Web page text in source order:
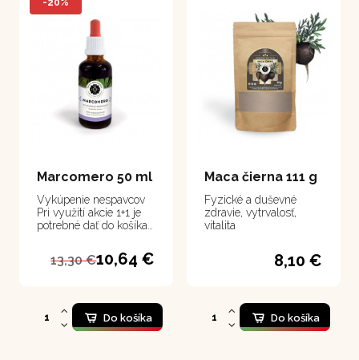
-20%
Marcomero 50 ml
Vykúpenie nespavcov
Pri využití akcie 1+1 je
potrebné dať do košíka
13,30 €10,64 €
Do košíka
Maca čierna 111 g
Fyzické a duševné
zdravie, vytrvalosť,
vitalita
8,10 €
Do košíka